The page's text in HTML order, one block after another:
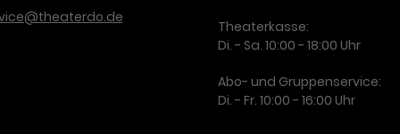
Wirksamkeit von Werbekampagnen über
verschiedene Websites hinweg.
Theaterkasse:
Di. - Sa. 10:00 - 18:00 Uhr
Abo- und Gruppenservice:
Di. - Fr. 10:00 - 16:00 Uhr